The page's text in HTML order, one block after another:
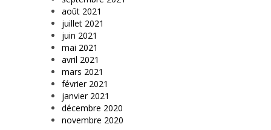
août 2021
juillet 2021
juin 2021
mai 2021
avril 2021
mars 2021
février 2021
janvier 2021
décembre 2020
novembre 2020